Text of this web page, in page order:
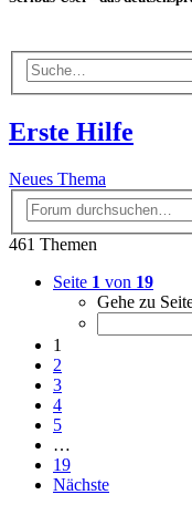
Erste Hilfe
Neues Thema
461 Themen
Seite 1 von 19
Gehe zu
1
2
3
4
5
…
19
Nächste